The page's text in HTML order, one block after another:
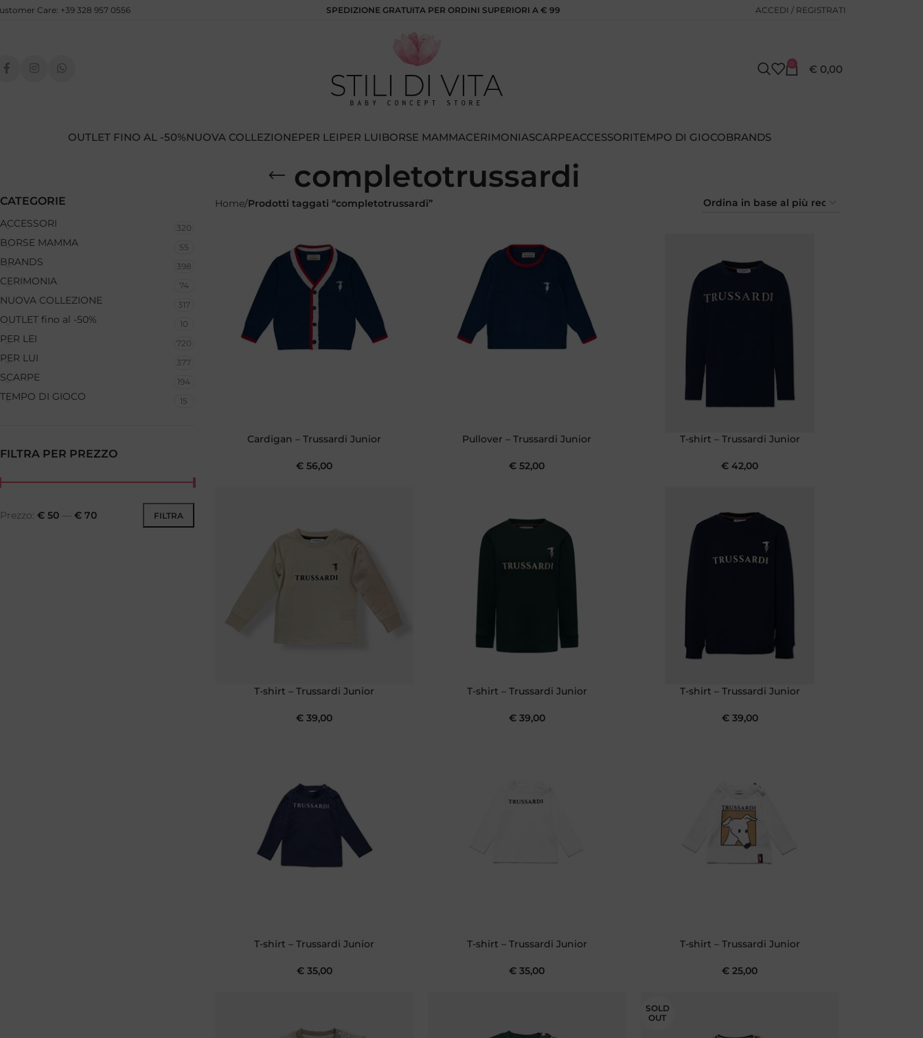
Care: +39 328 957 0556 SPEDIZIONE GRATUITA PER ORDINI SUPERIORI A € 99 ACCEDI / REGISTRATI
0 € 0,00
OUTLET FINO AL -50%NUOVA COLLEZIONEPER LEIPER LUIBORSE MAMMACERIMONIASCARPEACCESSORITEMPO DI GIOCOBRANDS
completotrussardi
CATEGORIE
ACCESSORI 320
BORSE MAMMA 55
BRANDS 398
CERIMONIA 74
NUOVA COLLEZIONE 317
OUTLET fino al -50% 10
PER LEI 720
PER LUI 377
SCARPE 194
TEMPO DI GIOCO 15
FILTRA PER PREZZO
FILTRA
Prezzo: € 50 € 70
Home Prodotti taggati “completotrussardi”
Cardigan – Trussardi Junior
€ 56,00
Pullover – Trussardi Junior
€ 52,00
T-shirt – Trussardi Junior
€ 42,00
T-shirt – Trussardi Junior
€ 39,00
T-shirt – Trussardi Junior
€39,00
T-shirt – Trussardi Junior
€39,00
T-shirt – Trussardi Junior
€35,00
T-shirt – Trussardi Junior
€ 35,00
T-shirt – Trussardi Junior
€ 25,00
SOLD
OUT